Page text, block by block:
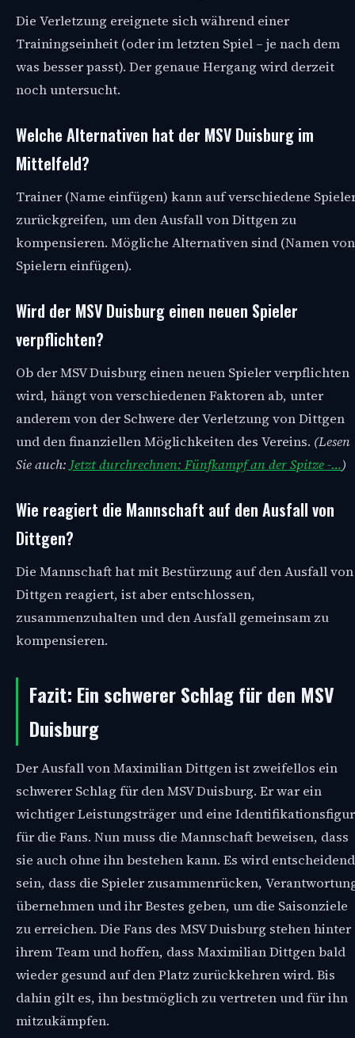
Die Verletzung ereignete sich während einer
Trainingseinheit (oder im letzten Spiel – je nach dem
was besser passt). Der genaue Hergang wird derzeit
noch untersucht.
Welche Alternativen hat der MSV Duisburg im
Mittelfeld?
Trainer (Name einfügen) kann auf verschiedene
zurückgreifen, um den Ausfall von Dittgen zu
kompensieren. Mögliche Alternativen sind (Namen von
Spielern einfügen).
Wird der MSV Duisburg einen neuen Spieler
verpflichten?
Ob der MSV Duisburg einen neuen Spieler verpflichten
wird, hängt von verschiedenen Faktoren ab, unter
anderem von der Schwere der Verletzung von Dittgen
und den finanziellen Möglichkeiten des Vereins. (Lesen
Sie auch:Jetzt durchrechnen: Fünfkampf an der Spitze -…)
Wie reagiert die Mannschaft auf den Ausfall von
Dittgen?
Die Mannschaft hat mit Bestürzung auf den Ausfall von
Dittgen reagiert, ist aber entschlossen,
zusammenzuhalten und den Ausfall gemeinsam zu
kompensieren.
Fazit: Ein schwerer Schlag für den MSV
Duisburg
Der Ausfall von Maximilian Dittgen ist zweifellos ein
schwerer Schlag für den MSV Duisburg. Er war ein
wichtiger Leistungsträger und eine Identifikationsfigur
für die Fans. Nun muss die Mannschaft beweisen, dass
sie auch ohne ihn bestehen kann. Es wird entscheidend
sein, dass die Spieler zusammenrücken,
übernehmen und ihr Bestes geben, um die Saisonziele
zu erreichen. Die Fans des MSV Duisburg stehen hinter
ihrem Team und hoffen, dass Maximilian Dittgen bald
wieder gesund auf den Platz zurückkehren wird. Bis
dahin gilt es, ihn bestmöglich zu vertreten und für ihn
mitzukämpfen.